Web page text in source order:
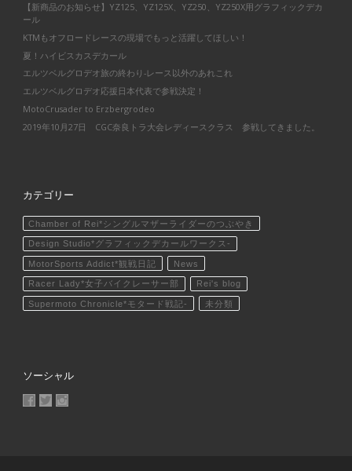
【新商品のお知らせ】YZ125、YZ125X、YZ250、YZ250X用グラフィックデカ
ール
KTMもオフロードレースの現場でもっと活躍してほしい！
夏！ハイビスカスデカール
エルツベルグロデオ旅の終わり-レース以外のあれこれ
エルツベルグロデオ応援日本代表で参戦決定！
MotoCrusader to Erzbergrodeo
2019年10月27日 CGC奈良トラ大会レディースクラス 参戦してきました。
カテゴリー
Chamber of Rei*シングルマザーライダーのつぶやき
Design Studio*グラフィックデカールワークス-
MotorSports Addict*観戦日記 News
Racer Lady*女子バイクレーサー部 Rei's blog
Supermoto Chronicle*モタード戦記- 未分類
ソーシャル
MotoCrusader さんのプロフィールを Facebook で表示
@MotoCrusader さんのプロフィールを Twitter で表示